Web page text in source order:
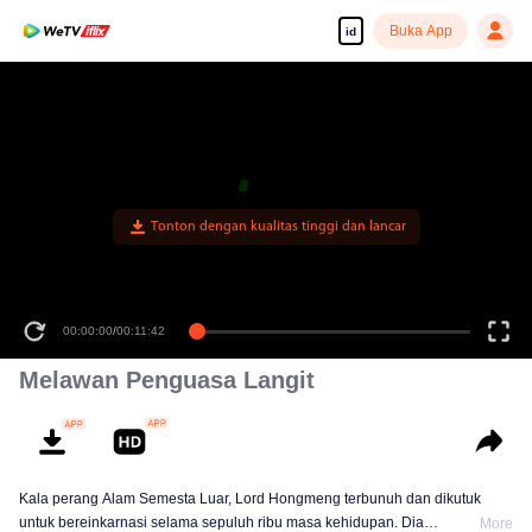
id Buka App
Tonton dengan kualitas tinggi dan lancar
00:00:00/00:11:42
Melawan Penguasa Langit
Kala perang Alam Semesta Luar, Lord Hongmeng terbunuh dan dikutuk
untuk bereinkarnasi selama sepuluh ribu masa kehidupan. Dia
More